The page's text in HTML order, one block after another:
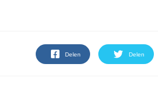
Delen Delen